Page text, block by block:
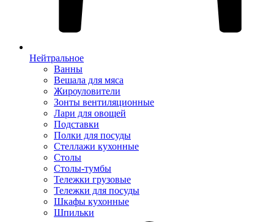
Нейтральное
Ванны
Вешала для мяса
Жироуловители
Зонты вентиляционные
Лари для овощей
Подставки
Полки для посуды
Стеллажи кухонные
Столы
Столы-тумбы
Тележки грузовые
Тележки для посуды
Шкафы кухонные
Шпильки